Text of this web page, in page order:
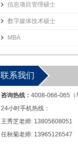
信息项目管理硕士
数字媒体技术硕士
MBA
联系我们
咨询热线： 4008-066-065（
24小时手机热线：
王秀芝老师: 13805608051
任秋菊老师: 13965126547